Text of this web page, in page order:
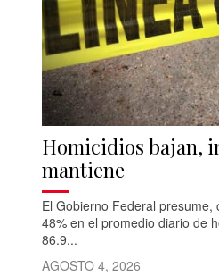
Homicidios bajan,
mantiene
El Gobierno Federal
48% en el promedio diario de
86.9...
AGOSTO 4, 2026